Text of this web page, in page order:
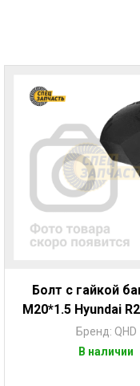
Болт с гайкой
M20*1.5 Hyundai
Бренд: QHD
В наличии